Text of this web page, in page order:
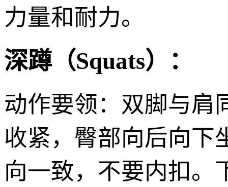
力量和耐力。
深蹲（Squats）：
动作要领：双脚与肩
收紧，臀部向后向下
向一致，不要内扣。